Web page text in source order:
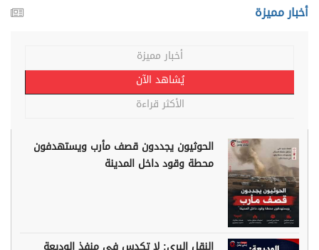
أخبار مميزة
أخبار مميزة
يُشاهد الآن
الأكثر قراءة
الحوثيون يجددون قصف مأرب ويستهدفون
محطة وقود داخل المدينة